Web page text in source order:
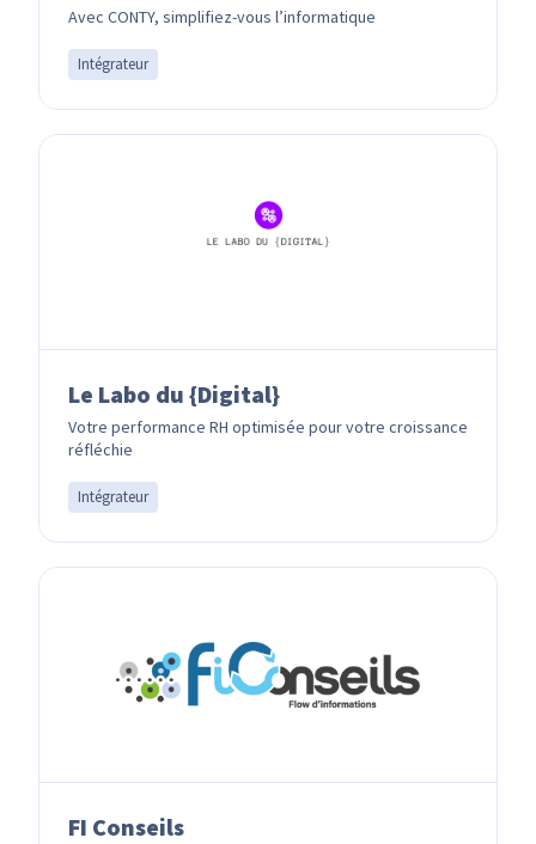
Avec CONTY, simplifiez-vous l’informatique
Intégrateur
Le Labo du {Digital}
Votre performance RH optimisée pour votre croissance
réfléchie
Intégrateur
FI Conseils